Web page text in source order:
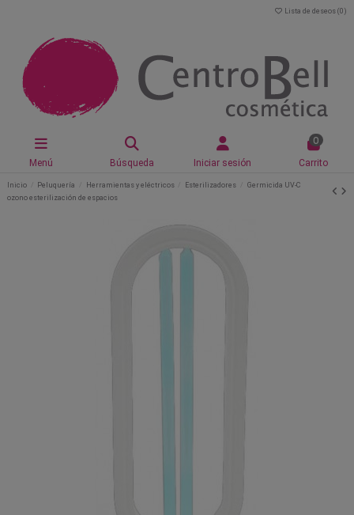
Lista de deseos (0 )
Menú Búsqueda Iniciar sesión
0
Carrito
Inicio Peluquería Herramientas y eléctricos Esterilizadores
Germicida UV-C
ozono esterilización de espacios